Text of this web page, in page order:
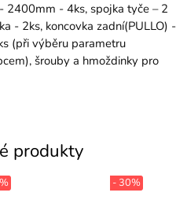
2400mm - 4ks, spojka tyče – 2
- 2ks, koncovka zadní(PULLO) -
(při výběru parametru
šrouby a hmoždinky pro
produkty
- 30%